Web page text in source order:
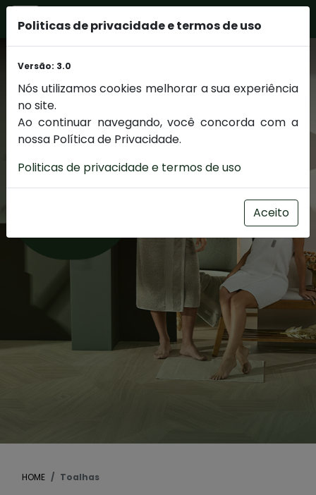
HOME Toalhas
Politicas de privacidade e termos de uso
Versão: 3.0
Nós utilizamos cookies melhorar a sua experiência
no site.
Ao continuar navegando, você concorda com a
nossa Política de Privacidade.
Politicas de privacidade e termos de uso
Aceito